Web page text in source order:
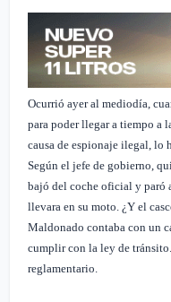
Ocurrió ayer al mediodía,
para poder llegar a tiempo a
causa de espionaje ilegal, lo
Según el jefe de gobierno,
bajó del coche oficial y paró
llevara en su moto. ¿Y el
Maldonado contaba con un
cumplir con la ley de
reglamentario.